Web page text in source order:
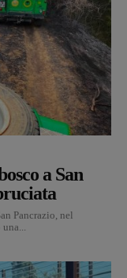
a San
Pancrazio, nel